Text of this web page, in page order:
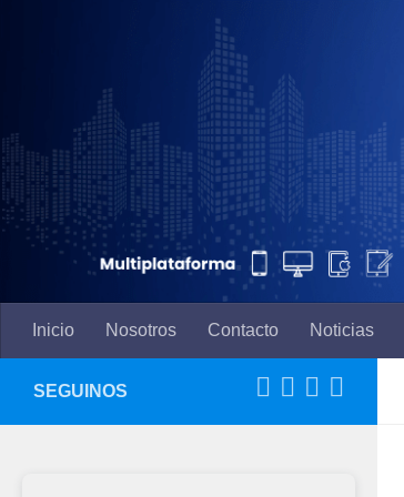
Inicio Nosotros Contacto Noticias
SEGUINOS